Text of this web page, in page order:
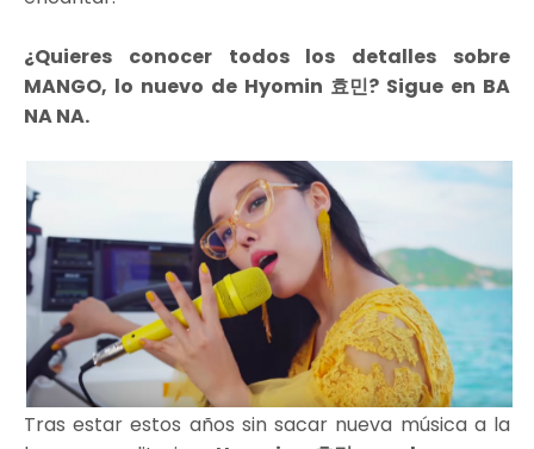
¿Quieres conocer todos los detalles sobre
MANGO, lo nuevo de Hyomin 효민? Sigue en BA
NA NA.
Tras estar estos años sin sacar nueva música a la